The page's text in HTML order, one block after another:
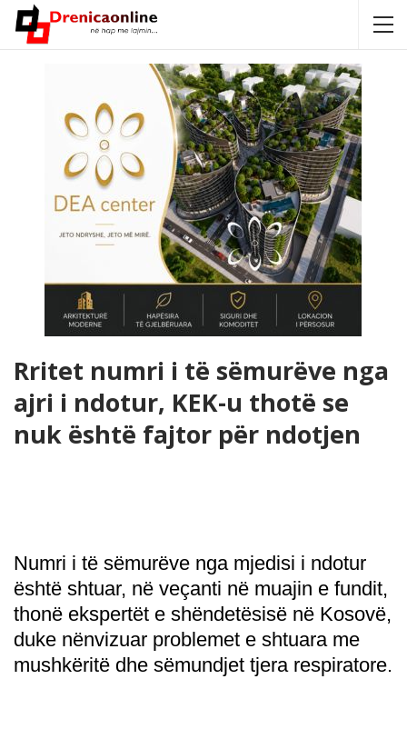
Rritet numri i të sëmurëve nga
ajri i ndotur, KEK-u thotë se
nuk është fajtor për ndotjen
Numri i të sëmurëve nga mjedisi i ndotur
është shtuar, në veçanti në muajin e fundit,
thonë ekspertët e shëndetësisë në Kosovë,
duke nënvizuar problemet e shtuara me
mushkëritë dhe sëmundjet tjera respiratore.